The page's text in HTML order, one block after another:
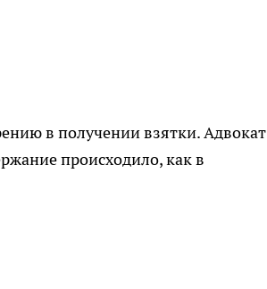
в получении взятки. Адвокат
происходило, как в